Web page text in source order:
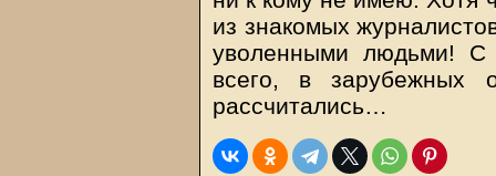
из знакомых
уволенными людьми! С
всего, в зарубежных
рассчитались…